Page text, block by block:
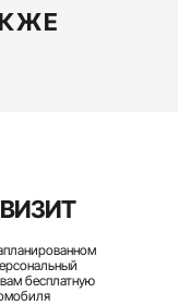
бесплатную